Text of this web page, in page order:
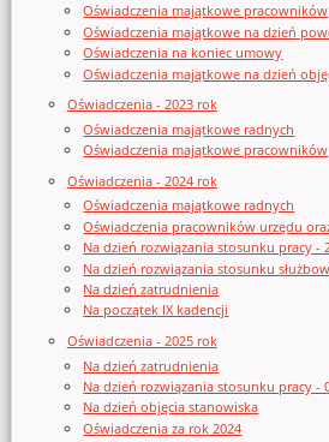
Oświadczenia majątkowe pracowników
Oświadczenia majątkowe na dzień
Oświadczenia na koniec umowy
Oświadczenia majątkowe na dzień
Oświadczenia - 2023 rok
Oświadczenia majątkowe radnych
Oświadczenia majątkowe pracowników
Oświadczenia - 2024 rok
Oświadczenia majątkowe radnych
Oświadczenia pracowników urzędu
Na dzień rozwiązania stosunku pracy -
Na dzień rozwiązania stosunku
Na dzień zatrudnienia
Na początek IX kadencji
Oświadczenia - 2025 rok
Na dzień zatrudnienia
Na dzień rozwiązania stosunku pracy -
Na dzień objęcia stanowiska
Oświadczenia za rok 2024